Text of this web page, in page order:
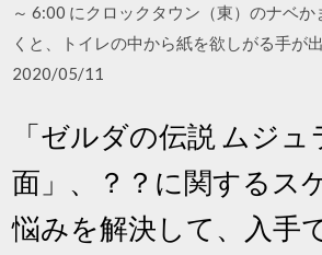
～ 6:00 にクロックタウン（東）のナベ
くと、トイレの中から紙を欲しがる手が出
2020/05/11
「ゼルダの伝説 ムジュ
面」、？？に関するス
悩みを解決して、入手